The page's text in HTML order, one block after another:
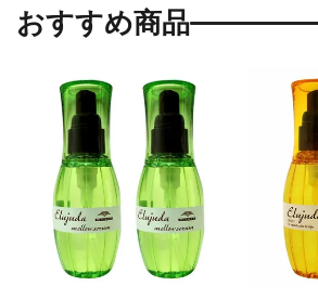
おすすめ商品